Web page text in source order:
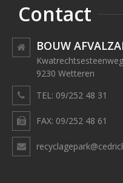
Contact
BOUW
9230 Wetteren
TEL: 09/252 48 31
FAX: 09/252 48 61